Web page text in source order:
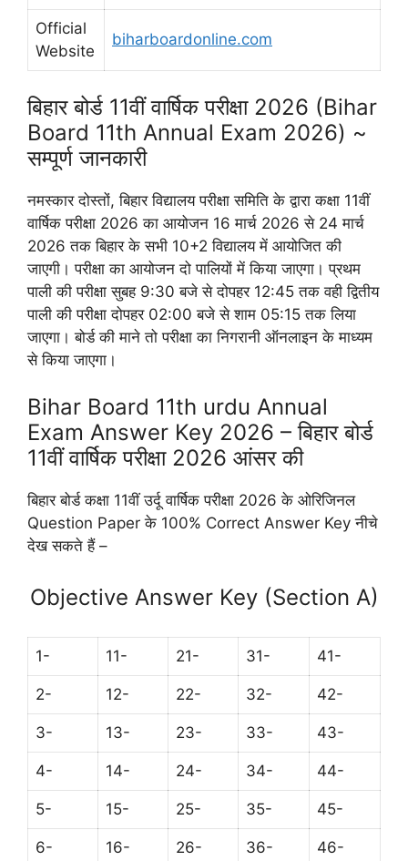
Official
Website
biharboardonline.com
बिहार बोर्ड 11वीं वार्षिक परीक्षा 2026 (Bihar
Board 11th Annual Exam 2026) ~
सम्पूर्ण जानकारी
नमस्कार दोस्तों, बिहार विद्यालय परीक्षा समिति के द्वारा कक्षा 11वीं
वार्षिक परीक्षा 2026 का आयोजन 16 मार्च 2026 से 24 मार्च
2026 तक बिहार के सभी 10+2 विद्यालय में आयोजित की
जाएगी। परीक्षा का आयोजन दो पालियों में किया जाएगा। प्रथम
पाली की परीक्षा सुबह 9:30 बजे से दोपहर 12:45 तक वही द्वितीय
पाली की परीक्षा दोपहर 02:00 बजे से शाम 05:15 तक लिया
जाएगा। बोर्ड की माने तो परीक्षा का निगरानी ऑनलाइन के माध्यम
से किया जाएगा।
Bihar Board 11th urdu Annual
Exam Answer Key 2026 – बिहार बोर्ड
11वीं वार्षिक परीक्षा 2026 आंसर की
बिहार बोर्ड कक्षा 11वीं उर्दू वार्षिक परीक्षा 2026 के ओरिजिनल
Question Paper के 100% Correct Answer Key नीचे
देख सकते हैं –
Objective Answer Key (Section A)
1- 11- 21- 31- 41-
2- 12- 22- 32- 42-
3- 13- 23- 33- 43-
4- 14- 24- 34- 44-
5- 15- 25- 35- 45-
6- 16- 26- 36- 46-